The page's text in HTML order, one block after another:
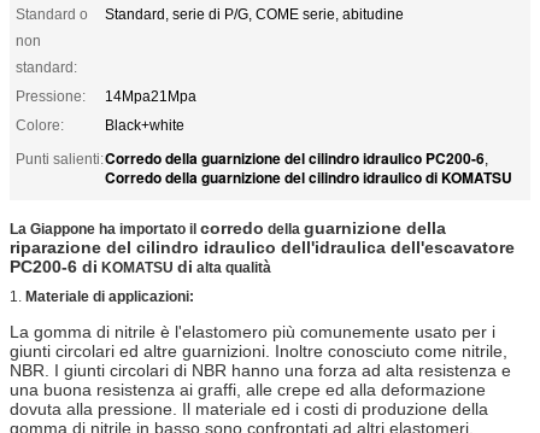
Standard o
non
standard:
Standard, serie di P/G, COME serie, abitudine
Pressione:
14Mpa21Mpa
Colore:
Black+white
Punti salienti:Corredo della guarnizione del cilindro idraulico PC200-6,
Corredo della guarnizione del cilindro idraulico di KOMATSU
La Giappone ha importato il corredo della guarnizione della
riparazione del cilindro idraulico dell'idraulica dell'escavatore
PC200-6 di KOMATSU di alta qualità
1. Materiale di applicazioni:
La gomma di nitrile è l'elastomero più comunemente usato per i
giunti circolari ed altre guarnizioni. Inoltre conosciuto come nitrile,
NBR. I giunti circolari di NBR hanno una forza ad alta resistenza e
una buona resistenza ai graffi, alle crepe ed alla deformazione
dovuta alla pressione. Il materiale ed i costi di produzione della
gomma di nitrile in basso sono confrontati ad altri elastomeri.